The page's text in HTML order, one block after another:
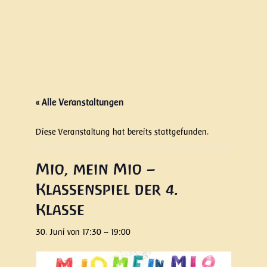
« Alle Veranstaltungen
Diese Veranstaltung hat bereits stattgefunden.
Mio, mein Mio –
Klassenspiel der 4.
Klasse
30. Juni von 17:30 – 19:00